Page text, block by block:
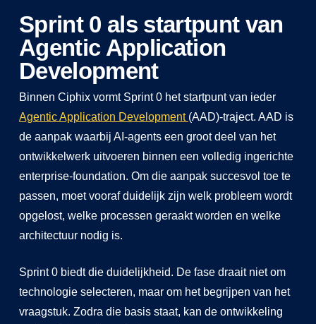
Sprint 0 als startpunt van
Agentic Application
Development
Binnen Ciphix vormt Sprint 0 het startpunt van ieder
Agentic Application Development (AAD)-traject. AAD is
de aanpak waarbij AI-agents een groot deel van het
ontwikkelwerk uitvoeren binnen een volledig ingerichte
enterprise-foundation. Om die aanpak succesvol toe te
passen, moet vooraf duidelijk zijn welk probleem wordt
opgelost, welke processen geraakt worden en welke
architectuur nodig is.
Sprint 0 biedt die duidelijkheid. De fase draait niet om
technologie selecteren, maar om het begrijpen van het
vraagstuk. Zodra die basis staat, kan de ontwikkeling